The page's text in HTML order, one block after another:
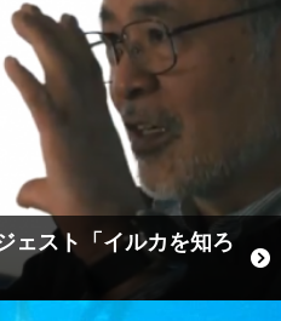
ェスト「イルカを知ろ